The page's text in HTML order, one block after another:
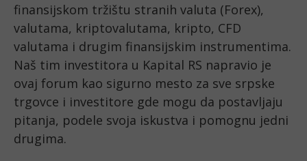
finansijskom tržištu stranih valuta (Forex),
valutama, kriptovalutama, kripto, CFD
valutama i drugim finansijskim instrumentima.
Naš tim investitora u Kapital RS napravio je
ovaj forum kao sigurno mesto za sve srpske
trgovce i investitore gde mogu da postavljaju
pitanja, podele svoja iskustva i pomognu jedni
drugima.